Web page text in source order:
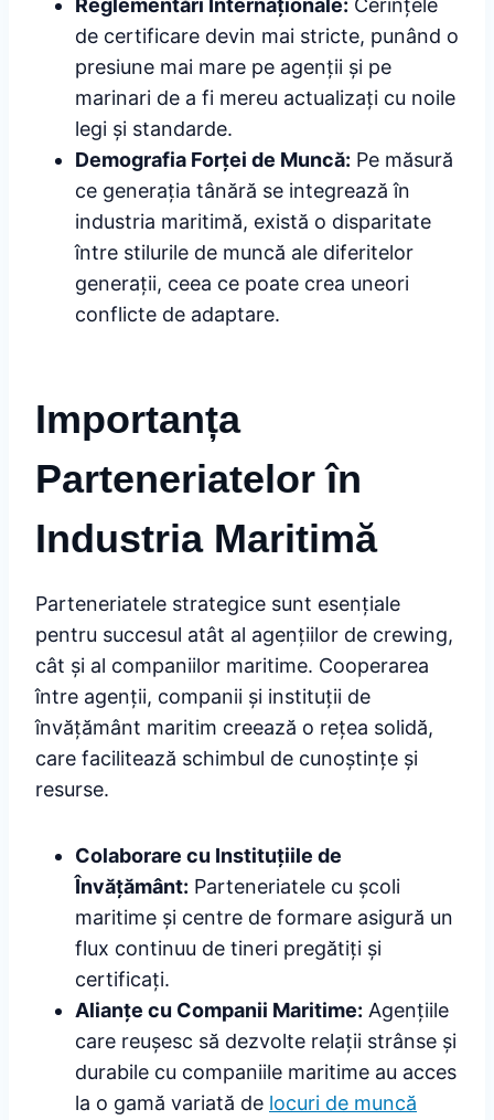
Reglementări Internaționale: Cerințele
de certificare devin mai stricte, punând o
presiune mai mare pe agenții și pe
marinari de a fi mereu actualizați cu noile
legi și standarde.
Demografia Forței de Muncă: Pe măsură
ce generația tânără se integrează în
industria maritimă, există o disparitate
între stilurile de muncă ale diferitelor
generații, ceea ce poate crea uneori
conflicte de adaptare.
Importanța
Parteneriatelor în
Industria Maritimă
Parteneriatele strategice sunt esențiale
pentru succesul atât al agențiilor de crewing,
cât și al companiilor maritime. Cooperarea
între agenții, companii și instituții de
învățământ maritim creează o rețea solidă,
care facilitează schimbul de cunoștințe și
resurse.
Colaborare cu Instituțiile de
Învățământ: Parteneriatele cu școli
maritime și centre de formare asigură un
flux continuu de tineri pregătiți și
certificați.
Alianțe cu Companii Maritime: Agențiile
care reușesc să dezvolte relații strânse și
durabile cu companiile maritime au acces
la o gamă variată de locuri de muncă